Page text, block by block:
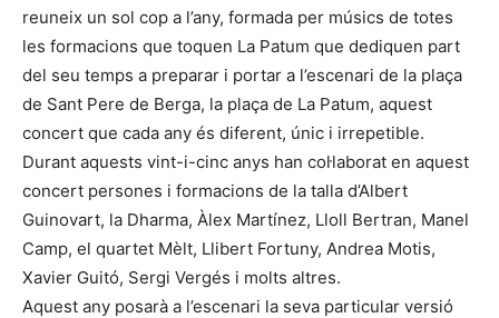
reuneix un sol cop a l’any, formada per músics de totes
les formacions que toquen La Patum que dediquen part
del seu temps a preparar i portar a l’escenari de la plaça
de Sant Pere de Berga, la plaça de La Patum, aquest
concert que cada any és diferent, únic i irrepetible.
Durant aquests vint-i-cinc anys han col·laborat en aquest
concert persones i formacions de la talla d’Albert
Guinovart, la Dharma, Àlex Martínez, Lloll Bertran, Manel
Camp, el quartet Mèlt, Llibert Fortuny, Andrea Motis,
Xavier Guitó, Sergi Vergés i molts altres.
Aquest any posarà a l’escenari la seva particular versió